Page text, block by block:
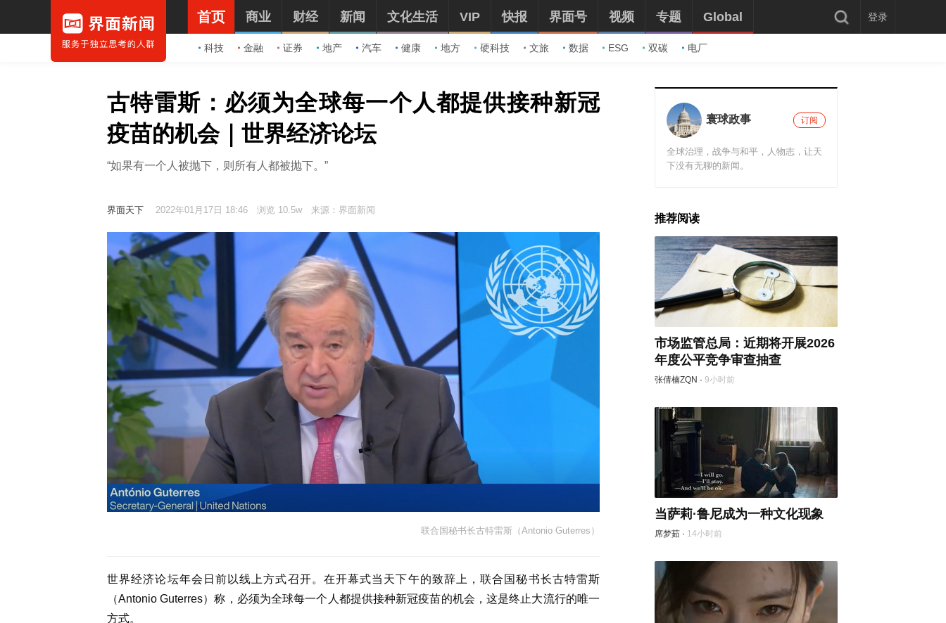
首页
科技 金融 证券 地产 汽车 健康 地方 硬科技 文旅 数据 ESG 双碳 电厂
商业 财经 新闻 文化生活 VIP 快报 界面号 视频 专题 Global 登录
古特雷斯：必须为全球每一个人都提供接种新冠
疫苗的机会｜世界经济论坛
“如果有一个人被抛下，则所有人都被抛下。”
界面天下 2022年01月17日 18:46 浏览 10.5w 来源：界面新闻
联合国秘书长古特雷斯（Antonio Guterres）
世界经济论坛年会日前以线上方式召开。在开幕式当天下午的致辞上，联合国秘书长古特雷斯
（Antonio Guterres）称，必须为全球每一个人都提供接种新冠疫苗的机会，这是终止大流行的唯一
方式。
寰球政事 订阅
全球治理，战争与和平，人物志，让天
下没有无聊的新闻。
推荐阅读
市场监管总局：近期将开展2026
年度公平竞争审查抽查
张倩楠ZQN · 9小时前
当萨莉·鲁尼成为一种文化现象
席梦茹 · 14小时前